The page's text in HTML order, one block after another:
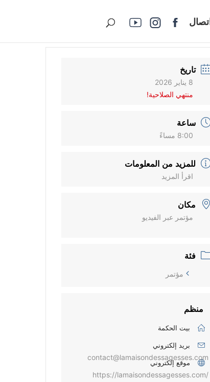
اتصال
تاريخ
8 يناير 2026
منتهي الصلاحية!
ساعة
8:00 مساءً
للمزيد من المعلومات
اقرأ المزيد
مكان
مؤتمر عبر الفيديو
فئة
مؤتمر
منظم
بيت الحكمة
بريد إلكتروني
contact@lamaisondessagesses.com
موقع إلكتروني
https://lamaisondessagesses.com/